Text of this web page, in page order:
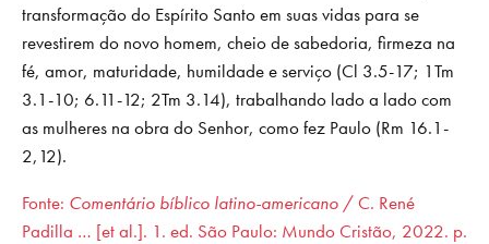
transformação do Espírito Santo em suas vidas para se
revestirem do novo homem, cheio de sabedoria, firmeza na
fé, amor, maturidade, humildade e serviço (Cl 3.5-17; 1Tm
3.1-10; 6.11-12; 2Tm 3.14), trabalhando lado a lado com
as mulheres na obra do Senhor, como fez Paulo (Rm 16.1-
2,12).
Fonte: Comentário bíblico latino-americano / C. René
Padilla … [et al.]. 1. ed. São Paulo: Mundo Cristão, 2022. p.